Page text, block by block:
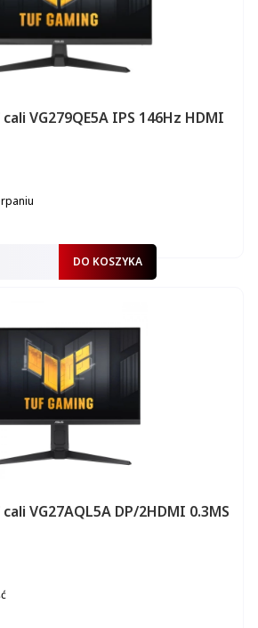
VG279QE5A IPS 146Hz HDMI
DO KOSZYKA
VG27AQL5A DP/2HDMI 0.3MS